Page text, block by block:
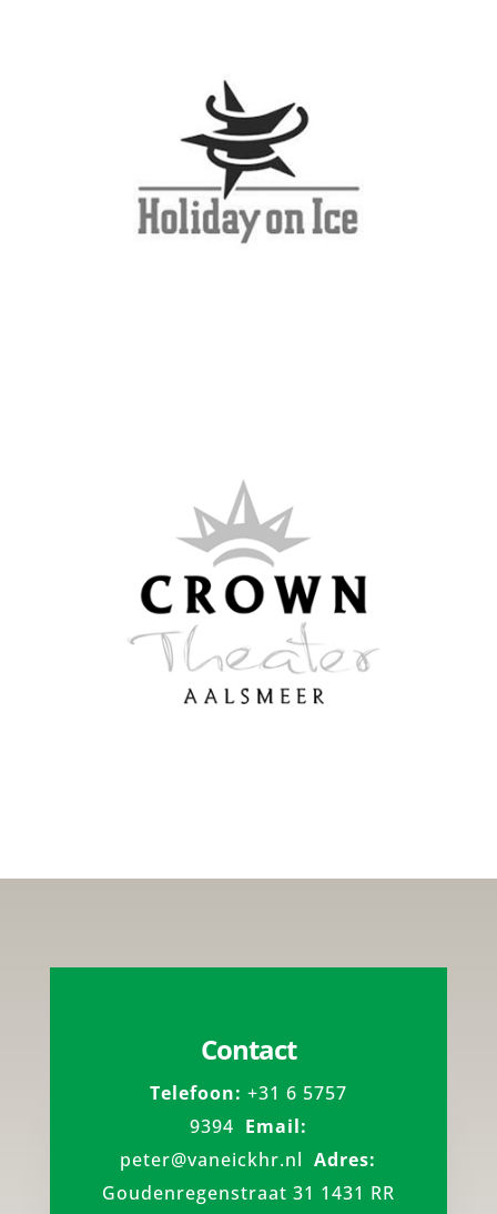
Contact
Telefoon: +31 6 5757
9394 Email:
peter@vaneickhr.nl Adres:
Goudenregenstraat 31 1431 RR